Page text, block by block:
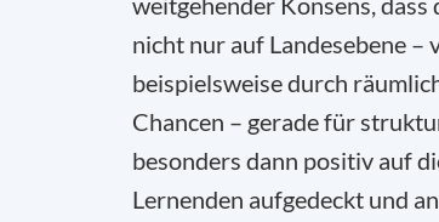
nicht nur auf Landesebene
beispielsweise durch
Chancen – gerade für
besonders dann positiv auf
Lernenden aufgedeckt und